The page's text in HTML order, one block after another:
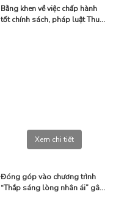
Bằng khen về việc chấp hành
tốt chính sách, pháp luật Thuế
Xem chi tiết
Đóng góp vào chương trình
“Thắp sáng lòng nhân ái” gây